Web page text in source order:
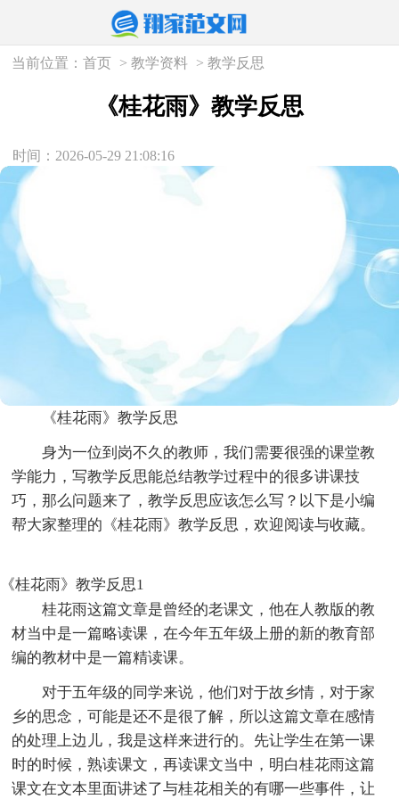
当前位置：首页 >教学资料 >教学反思
《桂花雨》教学反思
时间：2026-05-29 21:08:16
《桂花雨》教学反思
身为一位到岗不久的教师，我们需要很强的课堂教
学能力，写教学反思能总结教学过程中的很多讲课技
巧，那么问题来了，教学反思应该怎么写？以下是小编
帮大家整理的《桂花雨》教学反思，欢迎阅读与收藏。
《桂花雨》教学反思1
桂花雨这篇文章是曾经的老课文，他在人教版的教
材当中是一篇略读课，在今年五年级上册的新的教育部
编的教材中是一篇精读课。
对于五年级的同学来说，他们对于故乡情，对于家
乡的思念，可能是还不是很了解，所以这篇文章在感情
的处理上边儿，我是这样来进行的。先让学生在第一课
时的时候，熟读课文，再读课文当中，明白桂花雨这篇
课文在文本里面讲述了与桂花相关的有哪一些事件，让